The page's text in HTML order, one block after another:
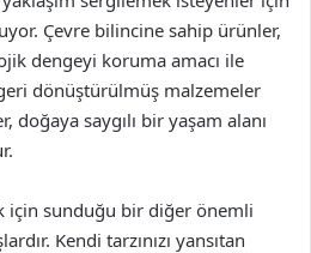
Çevre bilincine sahip ürünler,
dengeyi koruma amacı ile
dönüştürülmüş malzemeler
doğaya saygılı bir yaşam alanı
için sunduğu bir diğer önemli
Kendi tarzınızı yansıtan